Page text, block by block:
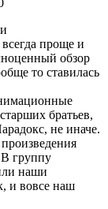
проще и
обзор
то ставилась
братьев,
не иначе.
В группу
наши
и вовсе наш